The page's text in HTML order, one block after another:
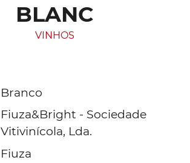
BLANC
VINHOS
Branco
Fiuza&Bright - Sociedade
Vitivinícola, Lda.
Fiuza